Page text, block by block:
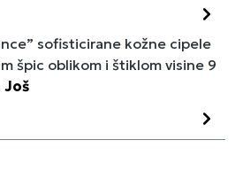
sofisticirane kožne cipele
špic oblikom i štiklom visine 9
Još